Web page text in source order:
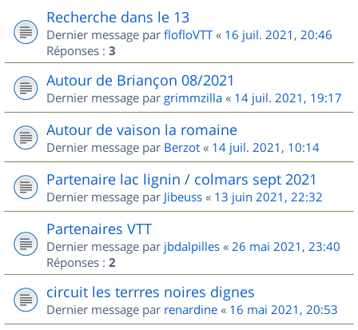
Recherche dans le 13
Dernier message par flofloVTT« 16 juil. 2021, 20:46
Réponses : 3
Autour de Briançon 08/2021
Dernier message par grimmzilla « 14 juil. 2021, 19:17
Autour de vaison la romaine
Dernier message par Berzot « 14 juil. 2021, 10:14
Partenaire lac lignin / colmars sept 2021
Dernier message par Jibeuss « 13 juin 2021, 22:32
Partenaires VTT
Dernier message par jbdalpilles « 26 mai 2021, 23:40
Réponses : 2
circuit les terrres noires dignes
Dernier message par renardine « 16 mai 2021, 20:53